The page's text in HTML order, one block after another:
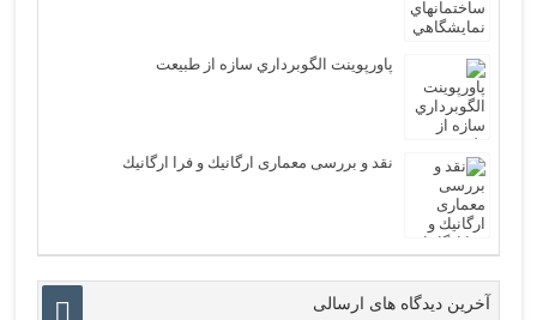
پاورپوینت الگوبرداري سازه از طبيعت
نقد و بررسی معماری ارگانيك و فرا ارگانيك
آخرین دیدگاه های ارسالی